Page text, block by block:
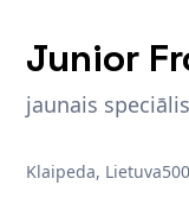
Junior
jaunais
Klaipeda, Lietuva